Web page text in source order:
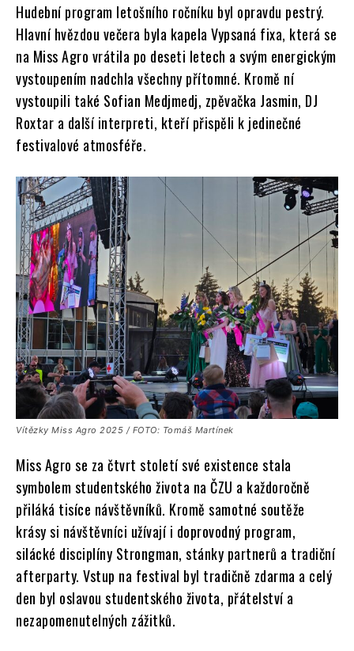
Hudební program letošního ročníku byl opravdu pestrý.
Hlavní hvězdou večera byla kapela Vypsaná fixa, která se
na Miss Agro vrátila po deseti letech a svým energickým
vystoupením nadchla všechny přítomné. Kromě ní
vystoupili také Sofian Medjmedj, zpěvačka Jasmin, DJ
Roxtar a další interpreti, kteří přispěli k jedinečné
festivalové atmosféře.
Vítězky Miss Agro 2025 / FOTO: Tomáš Martínek
Miss Agro se za čtvrt století své existence stala
symbolem studentského života na ČZU a každoročně
přiláká tisíce návštěvníků. Kromě samotné soutěže
krásy si návštěvníci užívají i doprovodný program,
silácké disciplíny Strongman, stánky partnerů a tradiční
afterparty. Vstup na festival byl tradičně zdarma a celý
den byl oslavou studentského života, přátelství a
nezapomenutelných zážitků.